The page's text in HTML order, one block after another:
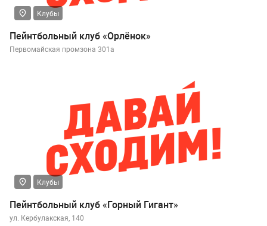
Клубы
Пейнтбольный клуб «Орлёнок»
Первомайская промзона 301а
Клубы
Пейнтбольный клуб «Горный Гигант»
ул. Кербулакская, 140